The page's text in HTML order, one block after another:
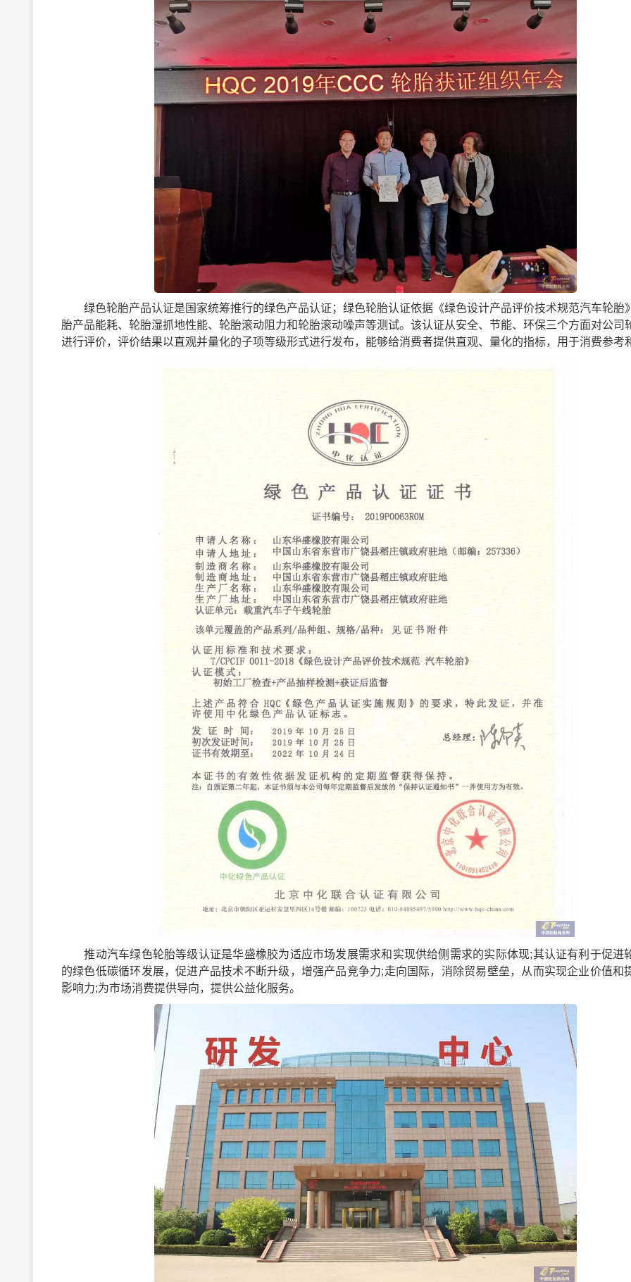
绿色轮胎产品认证是国家统筹推行的绿色产品认证；绿色轮胎认证依据《绿色设计产品评价技术规范汽车轮胎
胎产品能耗、轮胎湿抓地性能、轮胎滚动阻力和轮胎滚动噪声等测试。该认证从安全、节能、环保三个方面对公司
进行评价，评价结果以直观并量化的子项等级形式进行发布，能够给消费者提供直观、量化的指标，用于消费参考
推动汽车绿色轮胎等级认证是华盛橡胶为适应市场发展需求和实现供给侧需求的实际体现;其认证有利于促进
的绿色低碳循环发展，促进产品技术不断升级，增强产品竞争力;走向国际，消除贸易壁垒，从而实现企业价值和
影响力;为市场消费提供导向，提供公益化服务。